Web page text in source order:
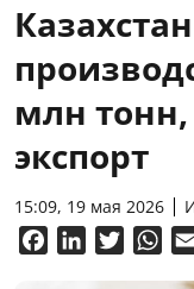
млн
экспорт
15:09, 19 мая 2026
FacebookLinkedInTwitter